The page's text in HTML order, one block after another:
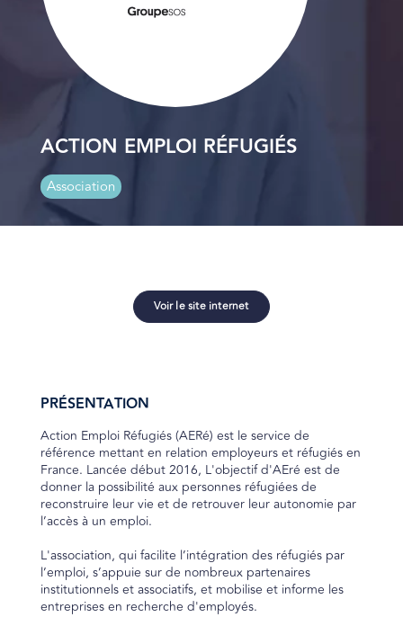
ACTION EMPLOI RÉFUGIÉS
Association
Voir le site internet
PRÉSENTATION
Action Emploi Réfugiés (AERé) est le service de
référence mettant en relation employeurs et réfugiés en
France. Lancée début 2016, L'objectif d'AEré est de
donner la possibilité aux personnes réfugiées de
reconstruire leur vie et de retrouver leur autonomie par
l’accès à un emploi.
L'association, qui facilite l’intégration des réfugiés par
l’emploi, s’appuie sur de nombreux partenaires
institutionnels et associatifs, et mobilise et informe les
entreprises en recherche d'employés.